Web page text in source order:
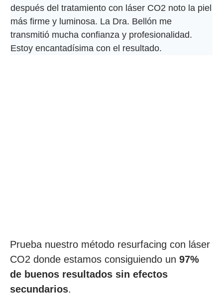
después del tratamiento con láser CO2 noto la piel
más firme y luminosa. La Dra. Bellón me
transmitió mucha confianza y profesionalidad.
Estoy encantadísima con el resultado.
Prueba nuestro método resurfacing con láser
CO2 donde estamos consiguiendo un 97%
de buenos resultados sin efectos
secundarios.